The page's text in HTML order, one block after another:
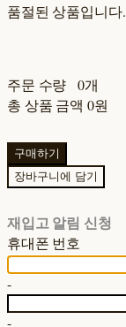
품절된 상품입니다.
주문 수량
0개
총 상품 금액 0원
구매하기
장바구니에 담기
재입고 알림 신청
휴대폰 번호
-
-